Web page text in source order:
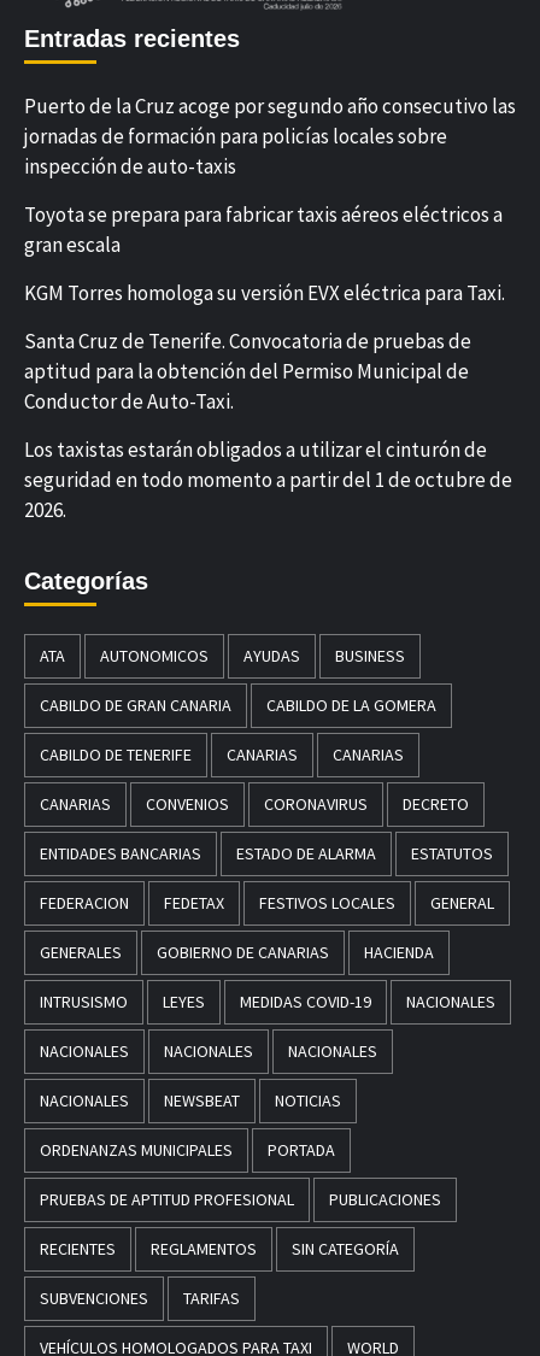
Entradas recientes
Puerto de la Cruz acoge por segundo año consecutivo las
jornadas de formación para policías locales sobre
inspección de auto-taxis
Toyota se prepara para fabricar taxis aéreos eléctricos a
gran escala
KGM Torres homologa su versión EVX eléctrica para Taxi.
Santa Cruz de Tenerife. Convocatoria de pruebas de
aptitud para la obtención del Permiso Municipal de
Conductor de Auto-Taxi.
Los taxistas estarán obligados a utilizar el cinturón de
seguridad en todo momento a partir del 1 de octubre de
2026.
Categorías
ATA AUTONOMICOS AYUDAS BUSINESS
CABILDO DE GRAN CANARIA CABILDO DE LA GOMERA
CABILDO DE TENERIFE CANARIAS CANARIAS
CANARIAS CONVENIOS CORONAVIRUS DECRETO
ENTIDADES BANCARIAS ESTADO DE ALARMA ESTATUTOS
FEDERACION FEDETAX FESTIVOS LOCALES GENERAL
GENERALES GOBIERNO DE CANARIAS HACIENDA
INTRUSISMO LEYES MEDIDAS COVID-19 NACIONALES
NACIONALES NACIONALES NACIONALES
NACIONALES NEWSBEAT NOTICIAS
ORDENANZAS MUNICIPALES PORTADA
PRUEBAS DE APTITUD PROFESIONAL PUBLICACIONES
RECIENTES REGLAMENTOS SIN CATEGORÍA
SUBVENCIONES TARIFAS
VEHÍCULOS HOMOLOGADOS PARA TAXI WORLD